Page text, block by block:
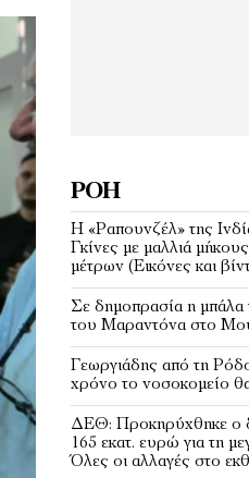
ΡΟΉ
Η «Ραπουνζέλ» της
Γκίνες με μαλλιά
μέτρων (Εικόνες και
Σε δημοπρασία η
του Μαραντόνα στο
Γεωργιάδης από τη
χρόνο το νοσοκομείο θα
ΔΕΘ: Προκηρύχθηκε ο
165 εκατ. ευρώ για τη
Όλες οι αλλαγές στο